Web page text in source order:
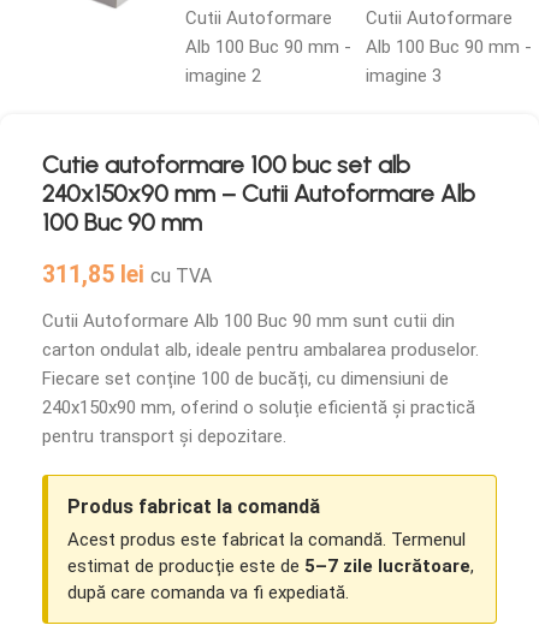
Cutie autoformare 100 buc set alb
240x150x90 mm – Cutii Autoformare Alb
100 Buc 90 mm
311,85 lei cu TVA
Cutii Autoformare Alb 100 Buc 90 mm sunt cutii din
carton ondulat alb, ideale pentru ambalarea produselor.
Fiecare set conține 100 de bucăți, cu dimensiuni de
240x150x90 mm, oferind o soluție eficientă și practică
pentru transport și depozitare.
Produs fabricat la comandă
Acest produs este fabricat la comandă. Termenul
estimat de producție este de 5–7 zile lucrătoare,
după care comanda va fi expediată.